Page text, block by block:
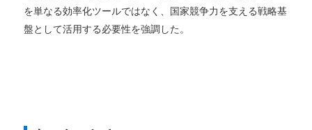
を単なる効率化ツールではなく、国家競争力を支える戦略基
盤として活用する必要性を強調した。